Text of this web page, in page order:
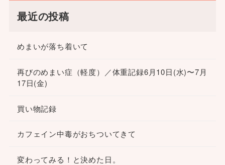
最近の投稿
めまいが落ち着いて
再びのめまい症（軽度）／体重記録6月10日(水)〜7月
17日(金)
買い物記録
カフェイン中毒がおちついてきて
変わってみる！と決めた日。